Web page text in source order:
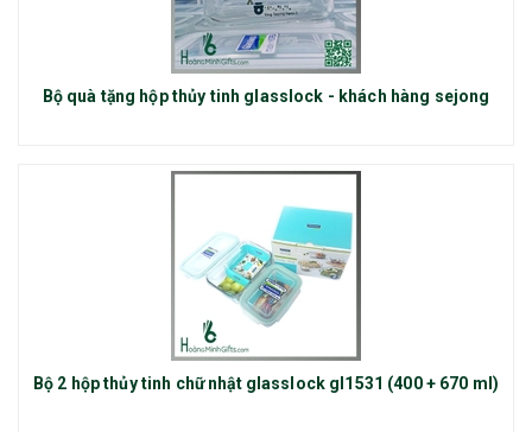
Bộ quà tặng hộp thủy tinh glasslock - khách hàng sejong
Bộ 2 hộp thủy tinh chữ nhật glasslock gl1531 (400 + 670 ml)